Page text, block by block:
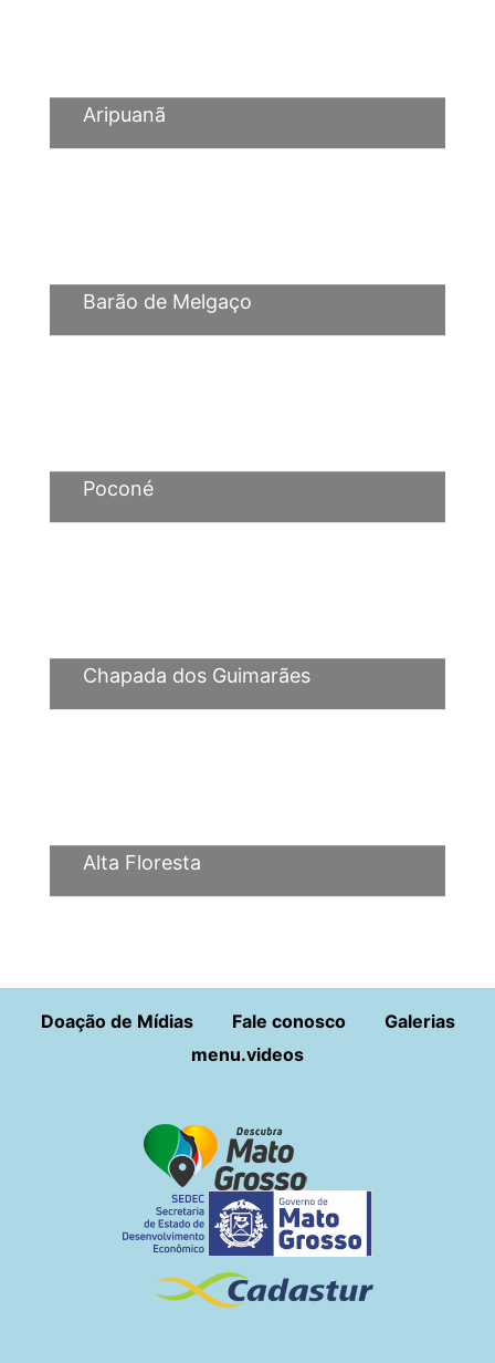
Aripuanã
Barão de Melgaço
Poconé
Chapada dos Guimarães
Alta Floresta
Doação de Mídias Fale conosco
Galerias
menu.videos